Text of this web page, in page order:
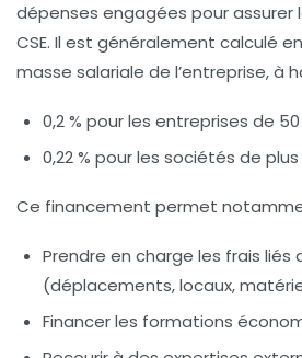
dépenses engagées pour assurer
CSE. Il est généralement calculé
masse salariale de l’entreprise, à
0,2 % pour les entreprises de 50
0,22 % pour les sociétés de plus
Ce financement permet
Prendre en charge les frais liés
(déplacements, locaux,
Financer les formations